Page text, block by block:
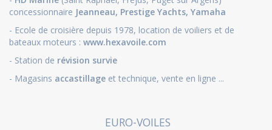
concessionnaire Jeanneau, Prestige Yachts, Yamaha
- Ecole de croisière depuis 1978, location de voiliers et de
bateaux moteurs : www.hexavoile.com
- Station de révision survie
- Magasins accastillage et technique, vente en ligne ...
EURO-VOILES